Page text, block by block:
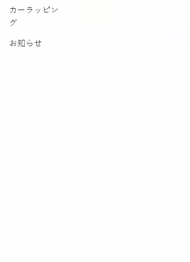
カーラッピン
グ
お知らせ